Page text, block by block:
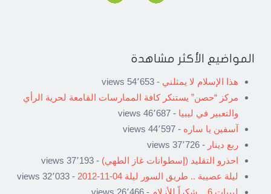
المواضيع الأكثر مشاهدة
هذا الإسلام لا يمثلني - 54٬653 views
مركز “حصن” يستنكر كافة الممارسات القامعة لحرية الرأي
والتعبير في ليبيا - 46٬687 views
آسفين يا ساره - 44٬597 views
ربع دينار - 37٬726 views
احذرو التقليد (إسطوانات غاز الطهي) - 37٬193 views
ليلة عصيبة .. طريق السور ليلة 04-11-2012
- 32٬033 views
ليبيات 6 .. شكراً للأزلام
- 26٬466 views